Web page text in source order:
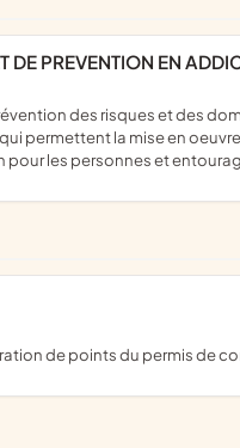
DE PREVENTION EN
permettent la mise en
les personnes et
de points du permis de